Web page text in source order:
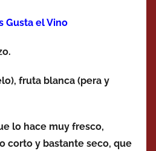
Gusta el Vino
fruta blanca (pera y
lo hace muy fresco,
corto y bastante seco, que